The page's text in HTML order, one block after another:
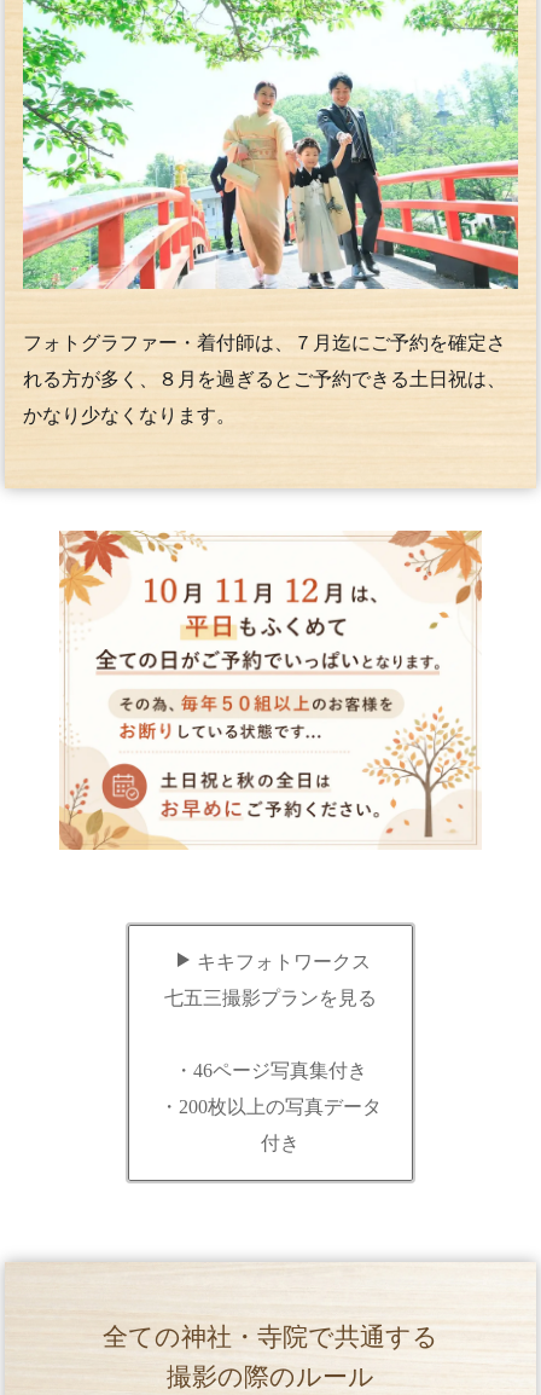
フォトグラファー・着付師は、７月迄にご予約を確定さ
れる方が多く、８月を過ぎるとご予約できる土日祝は、
かなり少なくなります。
キキフォトワークス
七五三撮影プランを見る
・46ページ写真集付き
・200枚以上の写真データ
付き
全ての神社・寺院で共通する
撮影の際のルール